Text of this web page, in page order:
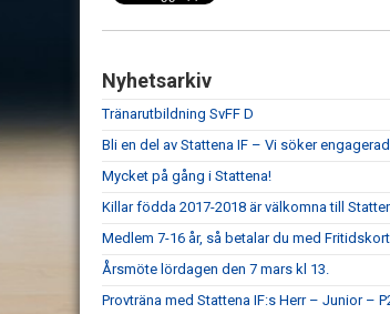
Nyhetsarkiv
Tränarutbildning SvFF D
Bli en del av Stattena IF – Vi söker
Mycket på gång i Stattena!
Killar födda 2017-2018 är välkomna till
Medlem 7-16 år, så betalar du med
Årsmöte lördagen den 7 mars kl 13.
Provträna med Stattena IF:s Herr – Junior –